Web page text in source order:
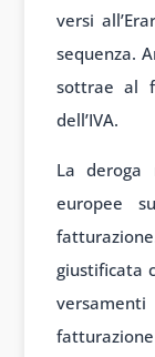
versi
sequenza.
sottrae al
dell’IVA.
La deroga
europee
giustificata